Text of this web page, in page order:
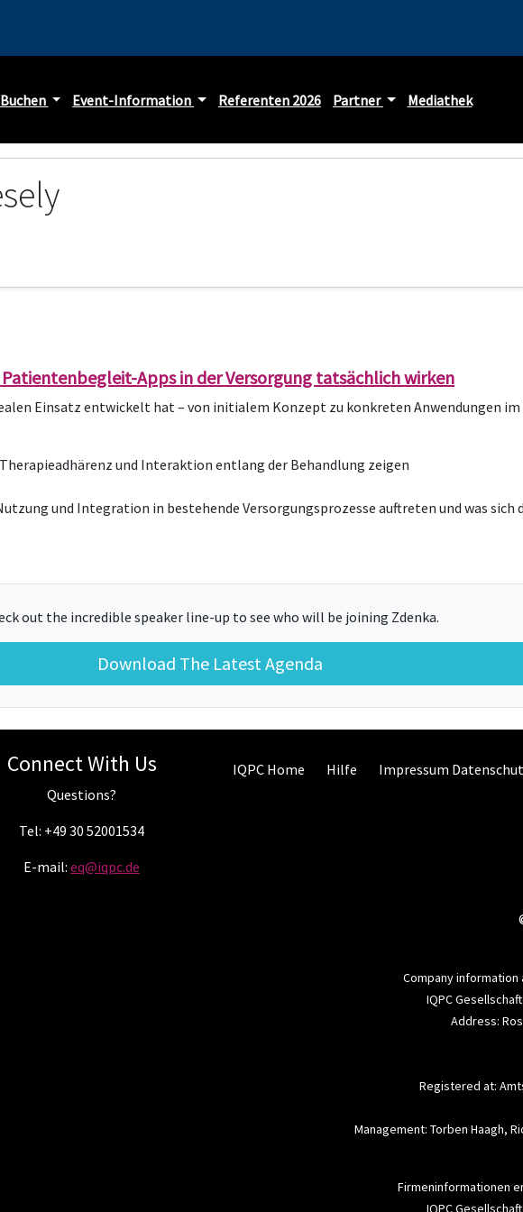
Event-Information Referenten 2026 Partner Mediathek
Patientenbegleit-Apps in der Versorgung tatsächlich wirken
Einsatz entwickelt hat – von initialem Konzept zu konkreten Anwendungen
und Interaktion entlang der Behandlung zeigen
und Integration in bestehende Versorgungsprozesse auftreten und was sich
out the incredible speaker line-up to see who will be joining Zdenka.
Download The Latest Agenda
Connect With Us
Questions?
Tel: +49 30 52001534
E-mail: eq@iqpc.de
IQPC Home Hilfe Impressum
Company
IQPC
Address:
Registered at:
Management: Torben Haagh,
Firmeninformationen
IQPC